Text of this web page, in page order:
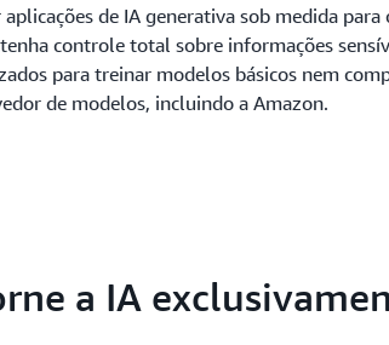
aplicações de IA generativa sob medida para
controle total sobre informações
para treinar modelos básicos nem
de modelos, incluindo a Amazon.
a IA